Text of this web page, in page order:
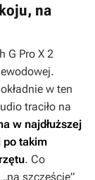
na
G Pro X 2
w ten
traciło na
w najdłuższej
po takim
. Co
szczęście”